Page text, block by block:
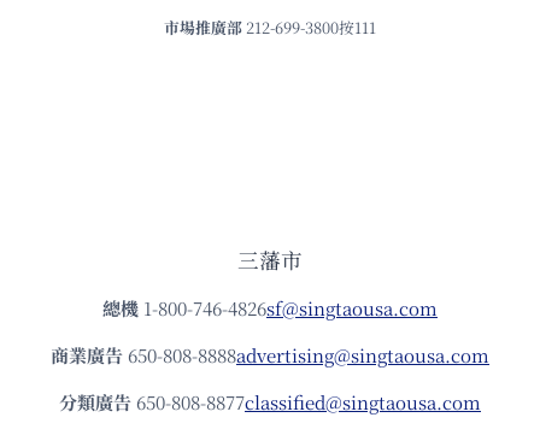
市場推廣部 212-699-3800按111
三藩市
總機 1-800-746-4826sf@singtaousa.com
商業廣告 650-808-8888advertising@singtaousa.com
分類廣告 650-808-8877classified@singtaousa.com